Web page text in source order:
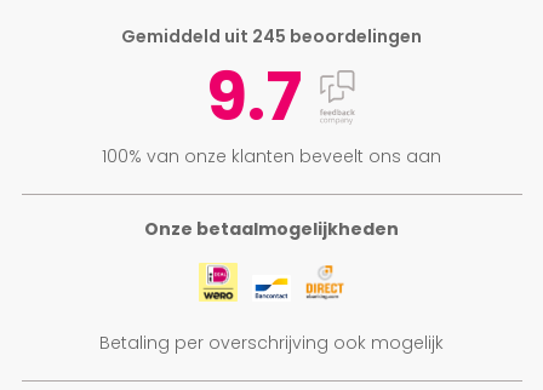
Onze betaalmogelijkheden
Betaling per overschrijving ook mogelijk
Gemiddeld uit 245 beoordelingen
9.7
100% van onze klanten beveelt ons aan